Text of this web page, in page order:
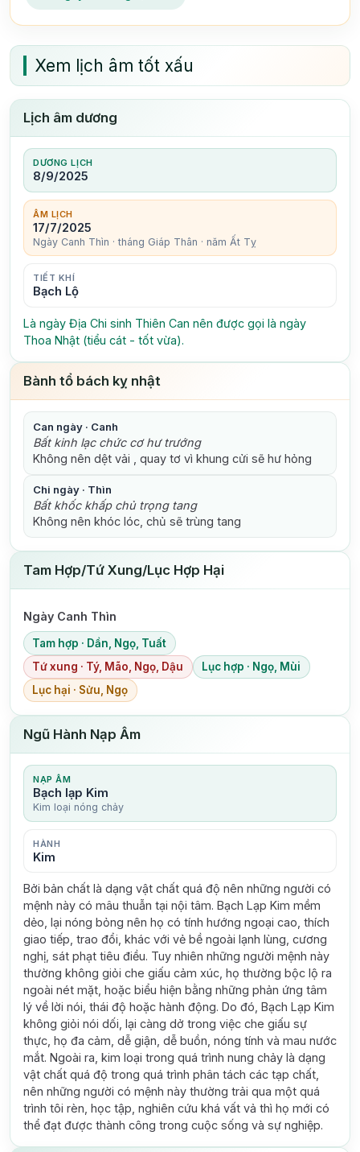
Xem lịch âm tốt xấu
Lịch âm dương
DƯƠNG LỊCH
8/9/2025
ÂM LỊCH
17/7/2025
Ngày Canh Thìn · tháng Giáp Thân · năm Ất Tỵ
TIẾT KHÍ
Bạch Lộ
Là ngày Địa Chi sinh Thiên Can nên được gọi là ngày
Thoa Nhật (tiểu cát - tốt vừa).
Bành tổ bách kỵ nhật
Can ngày · Canh
Bất kinh lạc chức cơ hư trướng
Không nên dệt vải , quay tơ vì khung cửi sẽ hư hỏng
Chi ngày · Thìn
Bất khốc khấp chủ trọng tang
Không nên khóc lóc, chủ sẽ trùng tang
Tam Hợp/Tứ Xung/Lục Hợp Hại
Ngày Canh Thìn
Tam hợp · Dần, Ngọ, Tuất
Tứ xung · Tý, Mão, Ngọ, Dậu
Lục hợp · Ngọ, Mùi
Lục hại · Sửu, Ngọ
Ngũ Hành Nạp Âm
NẠP ÂM
Bạch lạp Kim
Kim loại nóng chảy
HÀNH
Kim
Bởi bản chất là dạng vật chất quá độ nên những người có
mệnh này có mâu thuẫn tại nội tâm. Bạch Lạp Kim mềm
dẻo, lại nóng bỏng nên họ có tính hướng ngoại cao, thích
giao tiếp, trao đổi, khác với vẻ bề ngoài lạnh lùng, cương
nghị, sát phạt tiêu điều. Tuy nhiên những người mệnh này
thường không giỏi che giấu cảm xúc, họ thường bộc lộ ra
ngoài nét mặt, hoặc biểu hiện bằng những phản ứng tâm
lý về lời nói, thái độ hoặc hành động. Do đó, Bạch Lạp Kim
không giỏi nói dối, lại càng dở trong việc che giấu sự
thực, họ đa cảm, dễ giận, dễ buồn, nóng tính và mau nước
mắt. Ngoài ra, kim loại trong quá trình nung chảy là dạng
vật chất quá độ trong quá trình phân tách các tạp chất,
nên những người có mệnh này thường trải qua một quá
trình tôi rèn, học tập, nghiên cứu khá vất vả thì họ mới có
thể đạt được thành công trong cuộc sống và sự nghiệp.